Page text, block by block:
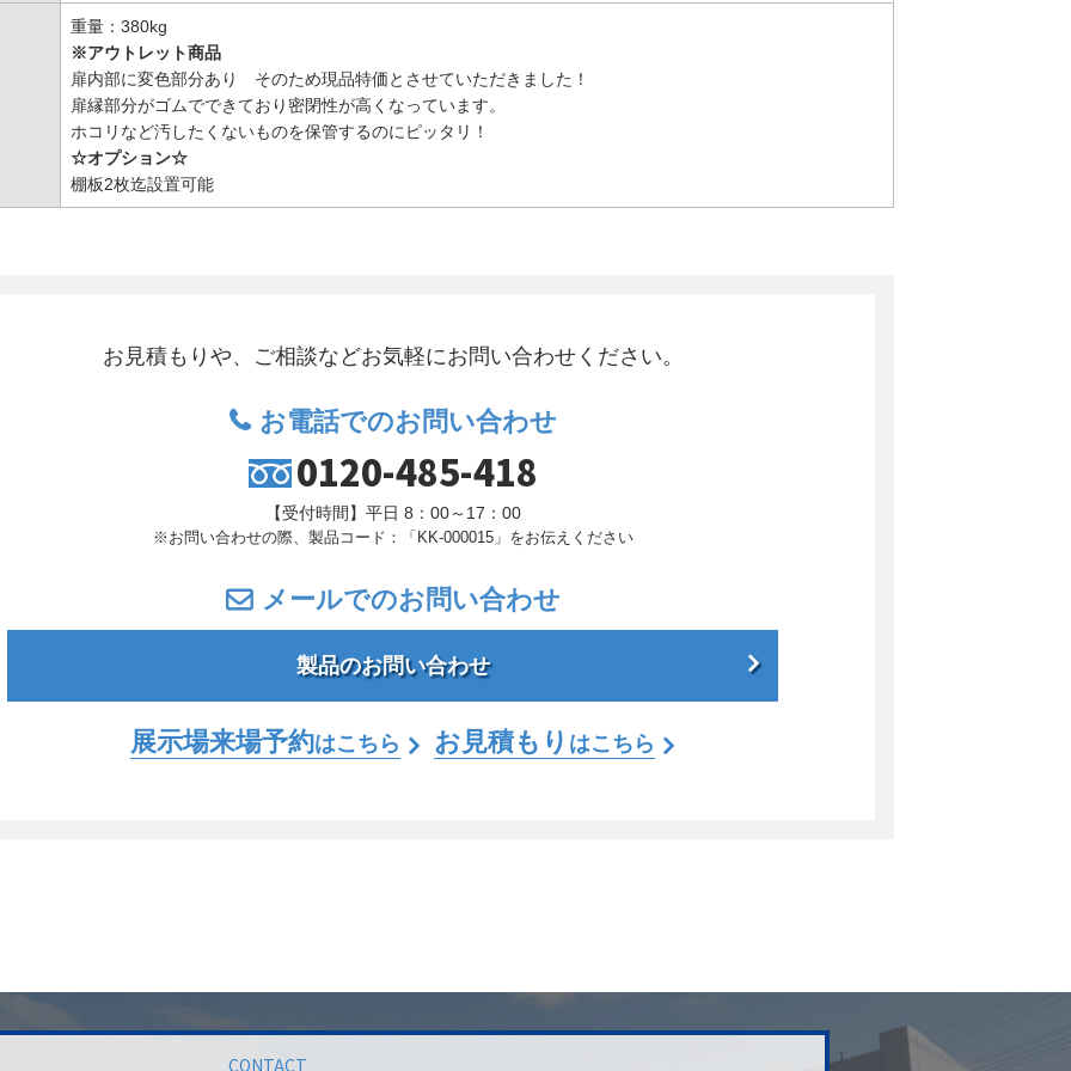
重量：380kg
※アウトレット商品
扉内部に変色部分あり そのため現品特価とさせていただきました！
扉縁部分がゴムでできており密閉性が高くなっています。
ホコリなど汚したくないものを保管するのにピッタリ！
☆オプション☆
棚板2枚迄設置可能
お見積もりや、ご相談などお気軽にお問い合わせください。
お電話でのお問い合わせ
0120-485-418
【受付時間】平日 8：00～17：00
※お問い合わせの際、製品コード：「KK-000015」をお伝えください
メールでのお問い合わせ
製品のお問い合わせ
展示場来場予約はこちら お見積もり はこちら
CONTACT